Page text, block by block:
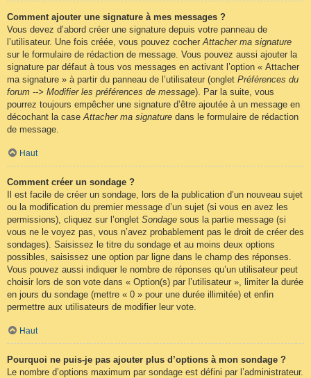
Comment ajouter une signature à mes messages ?
Vous devez d’abord créer une signature depuis votre panneau de
l’utilisateur. Une fois créée, vous pouvez cocherAttacher ma signature
sur le formulaire de rédaction de message. Vous pouvez aussi ajouter la
signature par défaut à tous vos messages en activant l’option « Attacher
ma signature » à partir du panneau de l’utilisateur (onglet Préférences du
forum --> Modifier les préférences de message). Par la suite, vous
pourrez toujours empêcher une signature d’être ajoutée à un message en
décochant la caseAttacher ma signature dans le formulaire de rédaction
de message.
Haut
Comment créer un sondage ?
Il est facile de créer un sondage, lors de la publication d’un nouveau sujet
ou la modification du premier message d’un sujet (si vous en avez les
permissions), cliquez sur l’onglet Sondage sous la partie message (si
vous ne le voyez pas, vous n’avez probablement pas le droit de créer des
sondages). Saisissez le titre du sondage et au moins deux options
possibles, saisissez une option par ligne dans le champ des réponses.
Vous pouvez aussi indiquer le nombre de réponses qu’un utilisateur peut
choisir lors de son vote dans « Option(s) par l’utilisateur », limiter la durée
en jours du sondage (mettre « 0 » pour une durée illimitée) et enfin
permettre aux utilisateurs de modifier leur vote.
Haut
Pourquoi ne puis-je pas ajouter plus d’options à mon sondage ?
Le nombre d’options maximum par sondage est défini par l’administrateur.